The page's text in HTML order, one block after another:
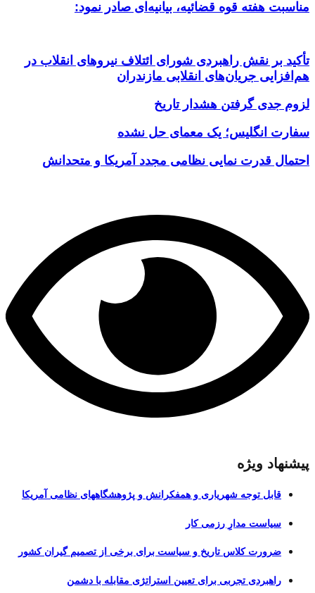
مناسبت هفته قوه قضائیه، بیانیه‌ای صادر نمود:
تأکید بر نقش راهبردی شورای ائتلاف نیروهای انقلاب در
هم‌افزایی جریان‌های انقلابی مازندران
لزوم جدی گرفتن هشدار تاریخ
سفارت انگلیس؛ یک معمای حل نشده
احتمال قدرت نمایی نظامی مجدد آمریکا و متحدانش
پیشنهاد ویژه
قابل توجه شهریاری و همفکرانش و پژوهشگاههای نظامی آمریکا
سیاست مدارِ رزمی کار
ضرورت کلاس تاریخ و سیاست برای برخی از تصمیم گیران کشور
راهبردی تجربی برای تعیین استراتژی مقابله با دشمن